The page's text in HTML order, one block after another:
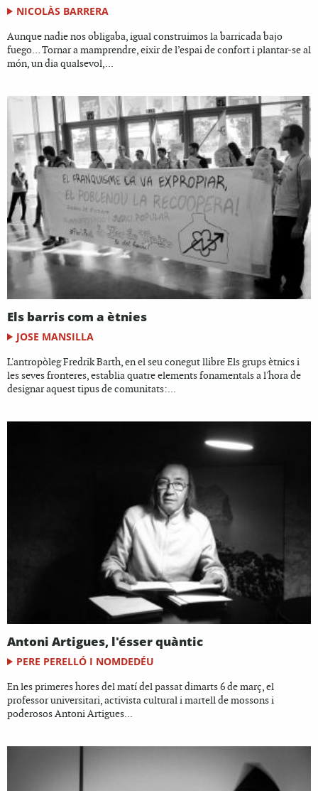
NICOLÀS BARRERA
Aunque nadie nos obligaba, igual construimos la barricada bajo
fuego… Tornar a mamprendre, eixir de l’espai de confort i plantar-se al
món, un dia qualsevol,...
Els barris com a ètnies
JOSE MANSILLA
L'antropòleg Fredrik Barth, en el seu conegut llibre Els grups ètnics i
les seves fronteres, establia quatre elements fonamentals a l'hora de
designar aquest tipus de comunitats:...
Antoni Artigues, l'ésser quàntic
PERE PERELLÓ I NOMDEDÉU
En les primeres hores del matí del passat dimarts 6 de març, el
professor universitari, activista cultural i martell de mossons i
poderosos Antoni Artigues...